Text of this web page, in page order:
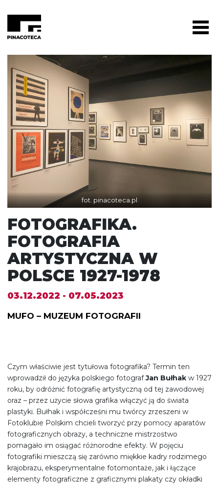
fot. pinacoteca.pl
FOTOGRAFIKA.
FOTOGRAFIA
ARTYSTYCZNA W
POLSCE 1927-1978
03.12.2022 - 07.05.2023
MUFO – MUZEUM FOTOGRAFII
Czym właściwie jest tytułowa fotografika? Termin ten
wprowadził do języka polskiego fotografJan Bułhak w 1927
roku, by odróżnić fotografię artystyczną od tej zawodowej
oraz – przez użycie słowa grafika włączyć ją do świata
plastyki. Bułhak i współcześni mu twórcy zrzeszeni w
Fotoklubie Polskim chcieli tworzyć przy pomocy aparatów
fotograficznych obrazy, a techniczne mistrzostwo
pomagało im osiągać różnorodne efekty. W pojęciu
fotografiki mieszczą się zarówno miękkie kadry rodzimego
krajobrazu, eksperymentalne fotomontaże, jak i łączące
elementy fotograficzne z graficznymi plakaty czy okładki